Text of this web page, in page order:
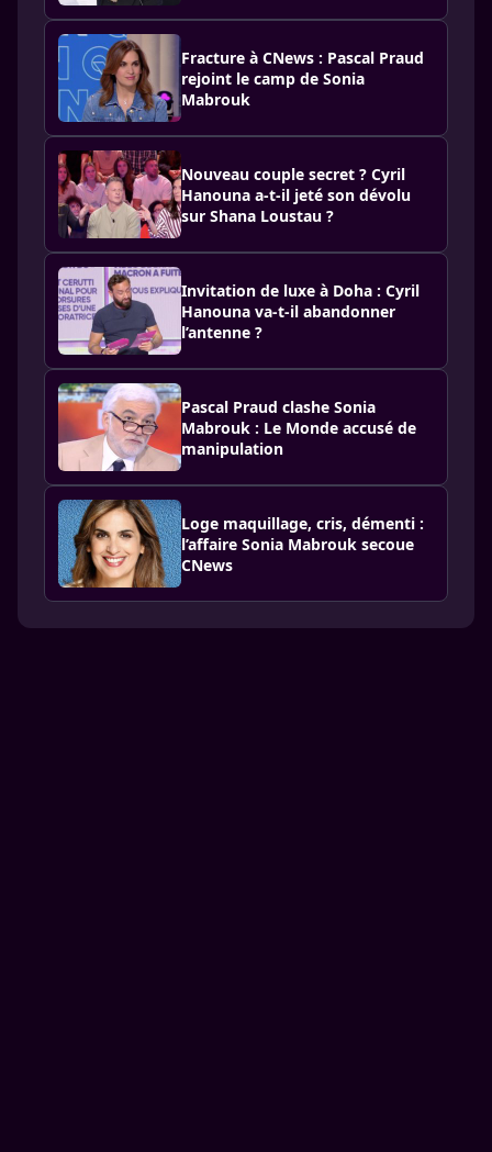
Fracture à CNews : Pascal Praud
rejoint le camp de Sonia
Mabrouk
Nouveau couple secret ? Cyril
Hanouna a-t-il jeté son dévolu
sur Shana Loustau ?
Invitation de luxe à Doha : Cyril
Hanouna va-t-il abandonner
l’antenne ?
Pascal Praud clashe Sonia
Mabrouk : Le Monde accusé de
manipulation
Loge maquillage, cris, démenti :
l’affaire Sonia Mabrouk secoue
CNews